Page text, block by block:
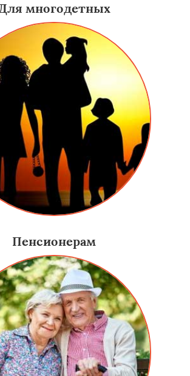
многодетных
Пенсионерам